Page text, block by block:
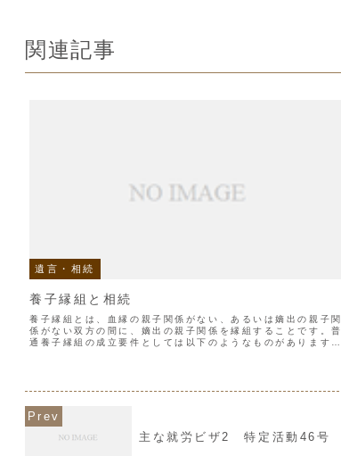
関連記事
遺言・相続
養子縁組と相続
養子縁組とは、血縁の親子関係がない、あるいは嫡出の親子関
係がない双方の間に、嫡出の親子関係を縁組することです。普
通養子縁組の成立要件としては以下のようなものがあります。
主な就労ビザ2 特定活動46号